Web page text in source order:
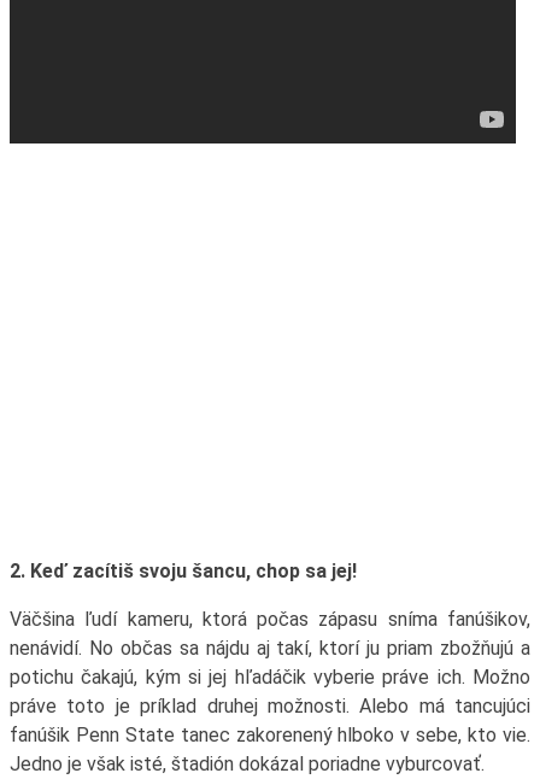
2. Keď zacítiš svoju šancu, chop sa jej!
Väčšina ľudí kameru, ktorá počas zápasu sníma fanúšikov,
nenávidí. No občas sa nájdu aj takí, ktorí ju priam zbožňujú a
potichu čakajú, kým si jej hľadáčik vyberie práve ich. Možno
práve toto je príklad druhej možnosti. Alebo má tancujúci
fanúšik Penn State tanec zakorenený hlboko v sebe, kto vie.
Jedno je však isté, štadión dokázal poriadne vyburcovať.